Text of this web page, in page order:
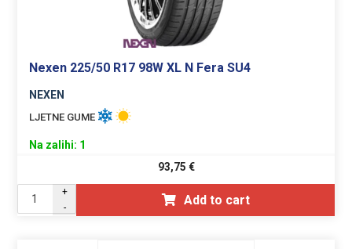
Nexen 225/50 R17 98W XL N Fera SU4
NEXEN
LJETNE GUME
Na zalihi: 1
93,75 €
+
-
Add to cart